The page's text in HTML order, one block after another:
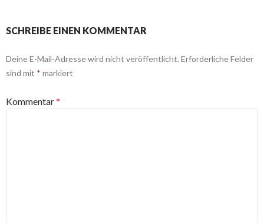
SCHREIBE EINEN KOMMENTAR
Deine E-Mail-Adresse wird nicht veröffentlicht. Erforderliche Felder
sind mit * markiert
Kommentar*